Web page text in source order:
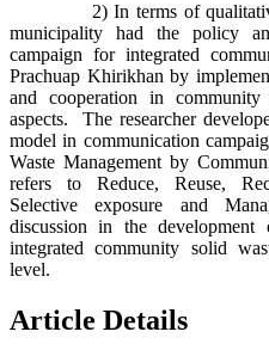
2) In terms of qualitative
municipality had the policy
campaign for integrated
Prachuap Khirikhan by
and cooperation in
aspects. The researcher
model in communication
Waste Management by
refers to Reduce, Reuse,
Selective exposure and
discussion in the
integrated community solid
level.
Article Details